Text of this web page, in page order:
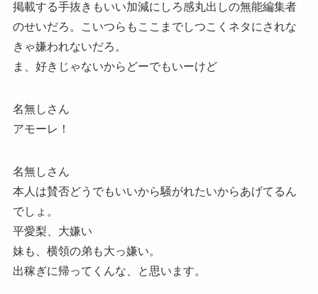
掲載する手抜きもいい加減にしろ感丸出しの無能編集者
のせいだろ。こいつらもここまでしつこくネタにされな
きゃ嫌われないだろ。
ま、好きじゃないからどーでもいーけど
名無しさん
アモーレ！
名無しさん
本人は賛否どうでもいいから騒がれたいからあげてるん
でしょ。
平愛梨、大嫌い
妹も、横領の弟も大っ嫌い。
出稼ぎに帰ってくんな、と思います。